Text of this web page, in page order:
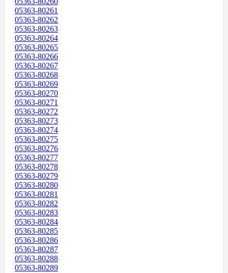
05363-80261
05363-80262
05363-80263
05363-80264
05363-80265
05363-80266
05363-80267
05363-80268
05363-80269
05363-80270
05363-80271
05363-80272
05363-80273
05363-80274
05363-80275
05363-80276
05363-80277
05363-80278
05363-80279
05363-80280
05363-80281
05363-80282
05363-80283
05363-80284
05363-80285
05363-80286
05363-80287
05363-80288
05363-80289